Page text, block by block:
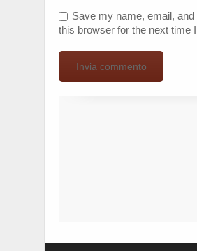
Save my name, email, and
this browser for the next time